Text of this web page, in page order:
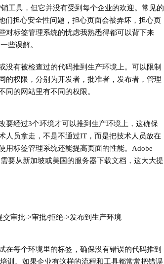
工具，但它并没有受到每个企业的欢迎。常见的
们担心安全性问题，担心页面会被弄坏，担心页
对标签管理系统的忧虑我熟悉得都可以背下来
些误解。
有被检查过的代码推到生产环境上。可以限制
的权限，分别为开发者，批准者，发布者，管理
的网站里有不同的权限。
要经过3个环境才可以推到生产环境上，这确保
人员拿走，不是不通过IT，而是把技术人员放在
用标签管理系统还能提高页面的性能。Adobe
要从新加坡或美国的服务器下载文档，这大大提
审批->审批/拒绝->发布到生产环境
在每个环境里的标签，确保没有错误的代码推到
训。如果企业有这样的流程和工具都常常把错误